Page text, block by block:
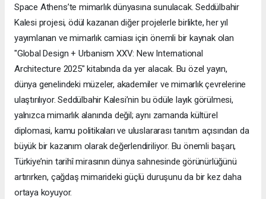
Space Athens’te mimarlık dünyasına sunulacak. Seddülbahir
Kalesi projesi, ödül kazanan diğer projelerle birlikte, her yıl
yayımlanan ve mimarlık camiası için önemli bir kaynak olan
"Global Design + Urbanism XXV: New International
Architecture 2025" kitabında da yer alacak. Bu özel yayın,
dünya genelindeki müzeler, akademiler ve mimarlık çevrelerine
ulaştırılıyor. Seddülbahir Kalesi’nin bu ödüle layık görülmesi,
yalnızca mimarlık alanında değil; aynı zamanda kültürel
diplomasi, kamu politikaları ve uluslararası tanıtım açısından da
büyük bir kazanım olarak değerlendiriliyor. Bu önemli başarı,
Türkiye’nin tarihî mirasının dünya sahnesinde görünürlüğünü
artırırken, çağdaş mimarideki güçlü duruşunu da bir kez daha
ortaya koyuyor.